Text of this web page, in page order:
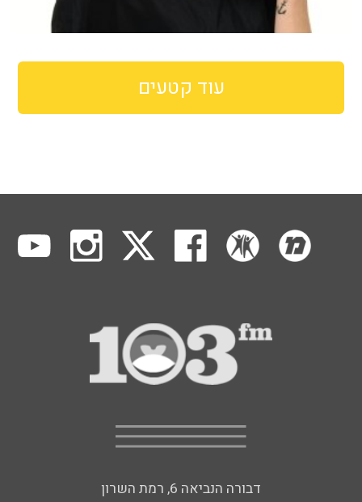
עוד קטעים
דבורה הנביאה 6, רמת השרון